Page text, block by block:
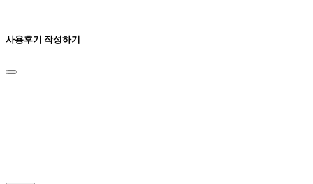
사용후기 작성하기